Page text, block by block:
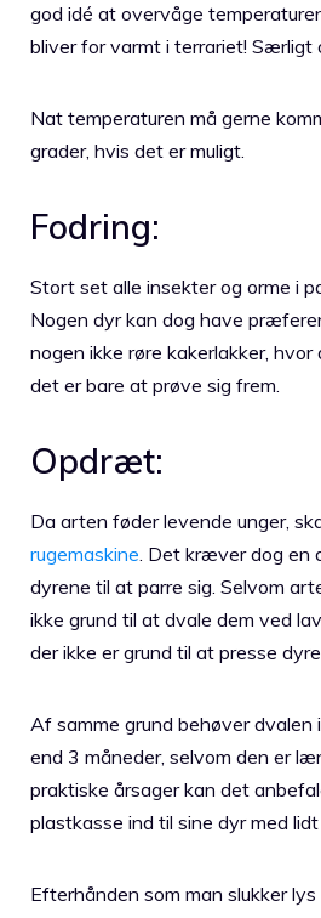
god idé at overvåge
bliver for varmt i terrariet! Særligt
Nat temperaturen må gerne
grader, hvis det er muligt.
Fodring:
Stort set alle insekter og orme i
Nogen dyr kan dog have
nogen ikke røre kakerlakker, hvor
det er bare at prøve sig frem.
Opdræt:
Da arten føder levende unger,
rugemaskine. Det kræver dog en
dyrene til at parre sig. Selvom
ikke grund til at dvale dem ved
der ikke er grund til at presse
Af samme grund behøver
end 3 måneder, selvom den er
praktiske årsager kan det
plastkasse ind til sine dyr med
Efterhånden som man slukker